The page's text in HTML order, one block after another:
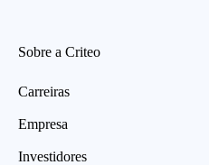
Sobre a Criteo
Carreiras
Empresa
Investidores